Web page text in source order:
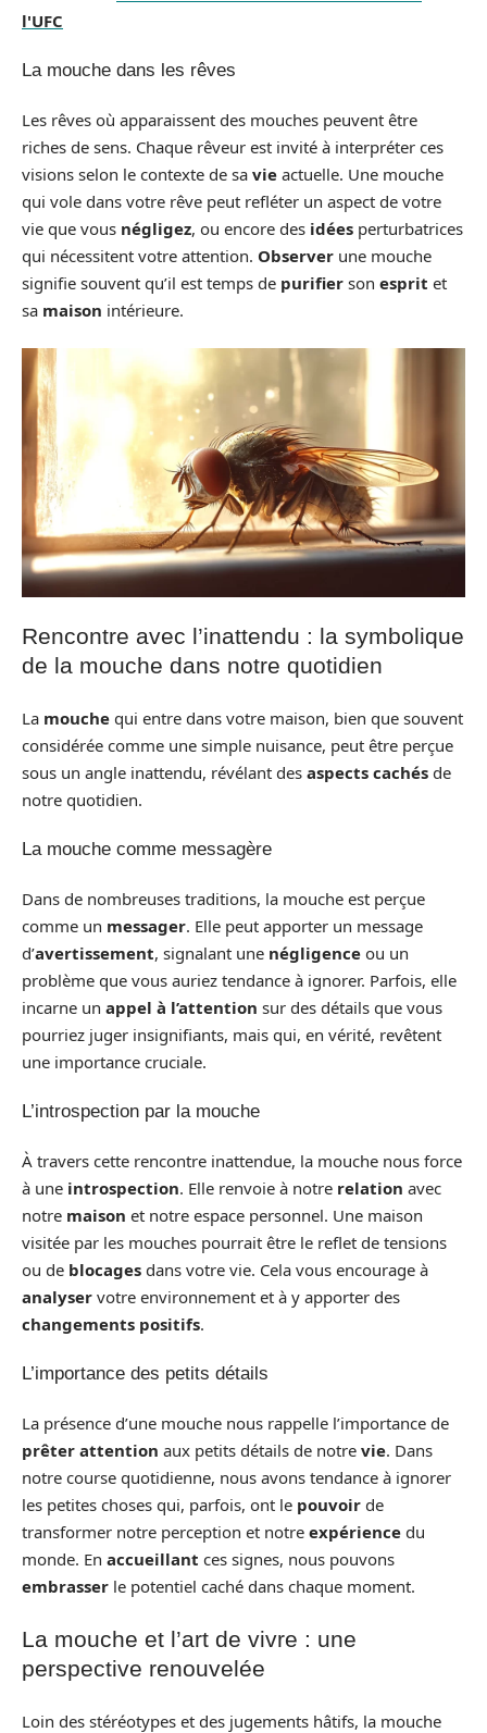
l'UFC
La mouche dans les rêves
Les rêves où apparaissent des mouches peuvent être
riches de sens. Chaque rêveur est invité à interpréter ces
visions selon le contexte de sa vie actuelle. Une mouche
qui vole dans votre rêve peut refléter un aspect de votre
vie que vous négligez, ou encore des idées perturbatrices
qui nécessitent votre attention. Observer une mouche
signifie souvent qu’il est temps de purifier son esprit et
sa maison intérieure.
Rencontre avec l’inattendu : la symbolique
de la mouche dans notre quotidien
La mouche qui entre dans votre maison, bien que souvent
considérée comme une simple nuisance, peut être perçue
sous un angle inattendu, révélant des aspects cachés de
notre quotidien.
La mouche comme messagère
Dans de nombreuses traditions, la mouche est perçue
comme un messager. Elle peut apporter un message
d’avertissement, signalant une négligence ou un
problème que vous auriez tendance à ignorer. Parfois, elle
incarne un appel à l’attention sur des détails que vous
pourriez juger insignifiants, mais qui, en vérité, revêtent
une importance cruciale.
L’introspection par la mouche
À travers cette rencontre inattendue, la mouche nous force
à une introspection. Elle renvoie à notre relation avec
notre maison et notre espace personnel. Une maison
visitée par les mouches pourrait être le reflet de tensions
ou de blocages dans votre vie. Cela vous encourage à
analyser votre environnement et à y apporter des
changements positifs.
L’importance des petits détails
La présence d’une mouche nous rappelle l’importance de
prêter attention aux petits détails de notre vie. Dans
notre course quotidienne, nous avons tendance à ignorer
les petites choses qui, parfois, ont le pouvoir de
transformer notre perception et notre expérience du
monde. En accueillant ces signes, nous pouvons
embrasser le potentiel caché dans chaque moment.
La mouche et l’art de vivre : une
perspective renouvelée
Loin des stéréotypes et des jugements hâtifs, la mouche